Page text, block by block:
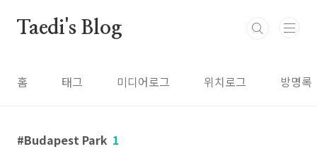
Taedi's Blog
홈 태그 미디어로그 위치로그 방명록
Budapest Park 1